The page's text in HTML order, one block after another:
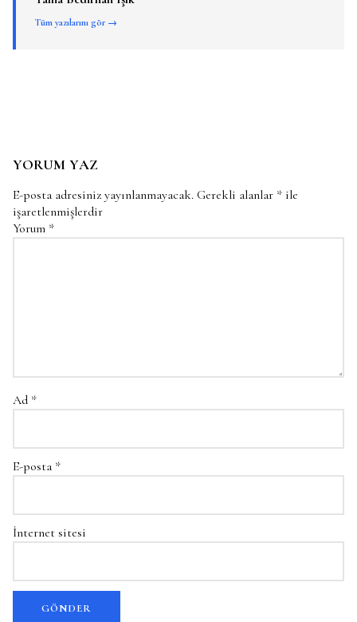
Tüm yazılarını gör →
YORUM YAZ
E-posta adresiniz yayınlanmayacak. Gerekli alanlar * ile
işaretlenmişlerdir
Yorum *
Ad *
E-posta *
İnternet sitesi